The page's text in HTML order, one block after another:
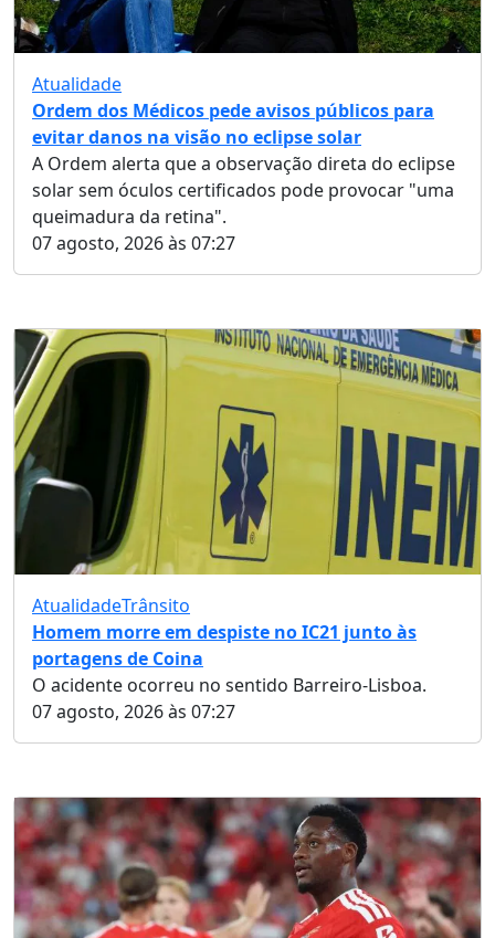
Atualidade
Ordem dos Médicos pede avisos públicos para
evitar danos na visão no eclipse solar
A Ordem alerta que a observação direta do eclipse
solar sem óculos certificados pode provocar "uma
queimadura da retina".
07 agosto, 2026 às 07:27
AtualidadeTrânsito
Homem morre em despiste no IC21 junto às
portagens de Coina
O acidente ocorreu no sentido Barreiro-Lisboa.
07 agosto, 2026 às 07:27